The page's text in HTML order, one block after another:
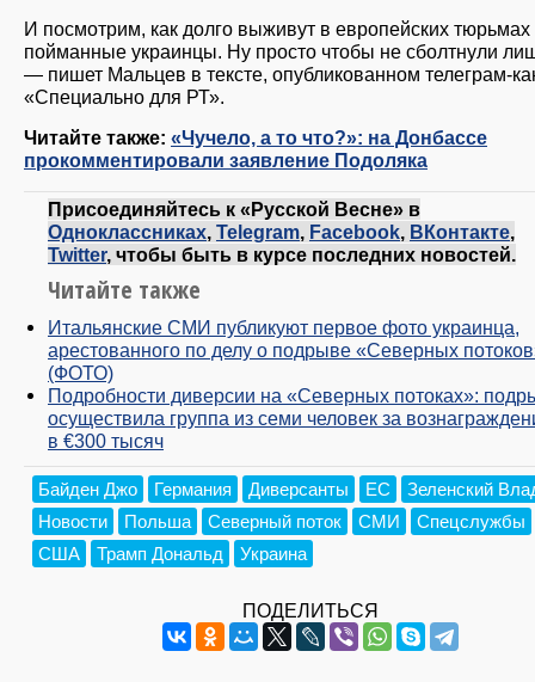
И посмотрим, как долго выживут в европейских тюрьмах
пойманные украинцы. Ну просто чтобы не сболтнули
— пишет Мальцев в тексте, опубликованном телеграм-
«Специально для РТ».
Читайте также: «Чучело, а то что?»: на Донбассе
прокомментировали заявление Подоляка
Присоединяйтесь к «Русской Весне» в
Одноклассниках Telegram Facebook ВКонтакте
Twitter, чтобы быть в курсе последних новостей.
Читайте также
Итальянские СМИ публикуют первое фото украинца,
арестованного по делу о подрыве «Северных
(ФОТО)
Подробности диверсии на «Северных потоках»:
осуществила группа из семи человек за
в €300 тысяч
Байден Джо Германия Диверсанты ЕС
Зеленский
Новости
Польша Северный поток СМИ
Спецслужбы
США
Трамп Дональд Украина
ПОДЕЛИТЬСЯ